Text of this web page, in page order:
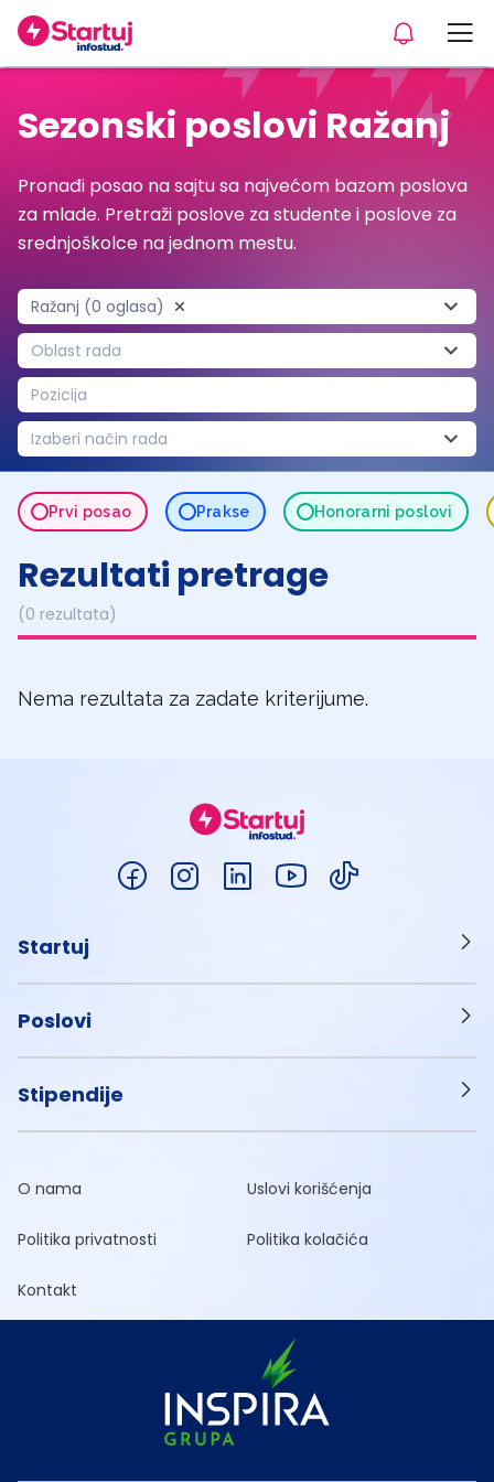
Sezonski poslovi Ražanj
Pronađi posao na sajtu sa najvećom bazom poslova
za mlade. Pretraži poslove za studente i poslove za
srednjoškolce na jednom mestu.
Ražanj (0 oglasa)
Oblast rada
Pozicija
Izaberi način rada
Prvi posao Prakse Honorarni poslovi
Rezultati pretrage
(0 rezultata)
Nema rezultata za zadate kriterijume.
Startuj
Poslovi
Stipendije
O nama Uslovi korišćenja
Politika privatnosti Politika kolačića
Kontakt